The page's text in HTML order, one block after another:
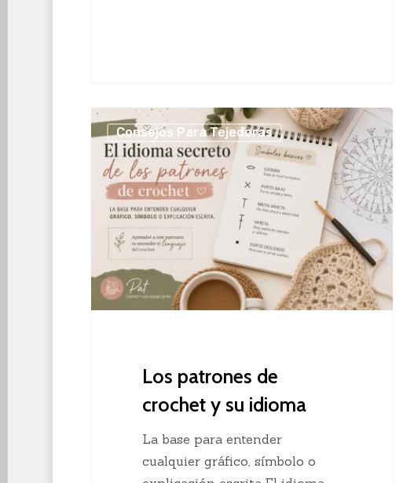
Los
patrones
de
crochet
idioma
Consejos Para Tejedoras
Los patrones de
crochet y su idioma
La base para entender
cualquier gráfico, símbolo o